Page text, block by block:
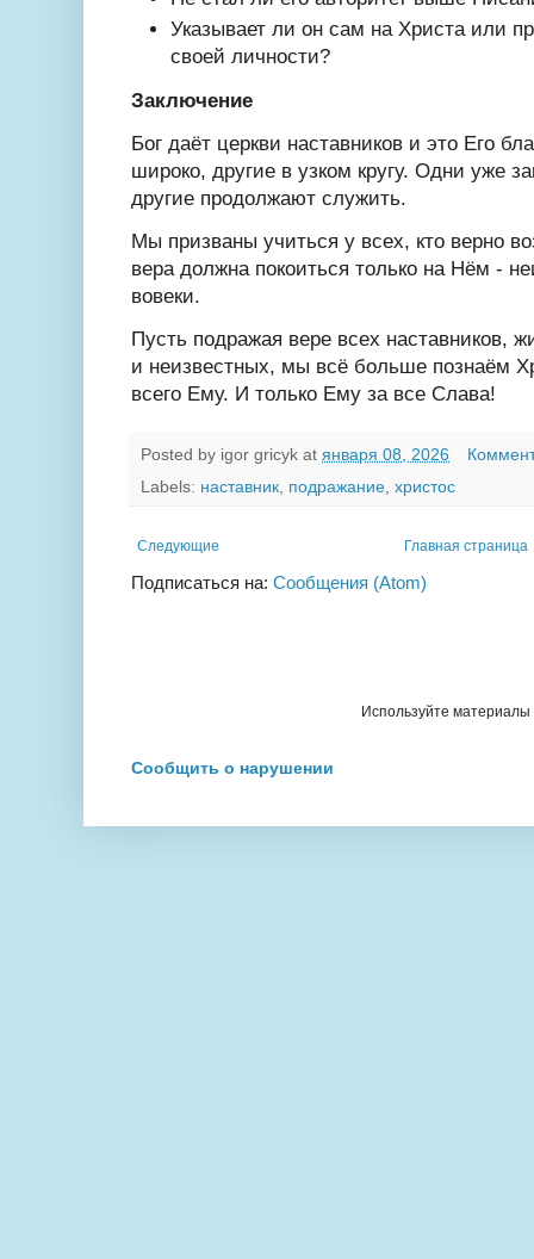
Указывает ли он сам на Христа или
своей личности?
Заключение
Бог даёт церкви наставников и это Его
широко, другие в узком кругу. Одни уже
другие продолжают служить.
Мы призваны учиться у всех, кто верно
вера должна покоиться только на Нём -
вовеки.
Пусть подражая вере всех наставников,
и неизвестных, мы всё больше познаём
всего Ему. И только Ему за все Слава!
Posted by igor gricyk at января 08, 2026
Labels: наставник подражание христос
Следующие Главная страница
Подписаться на: Сообщения (Atom)
Используйте материалы
Сообщить о нарушении